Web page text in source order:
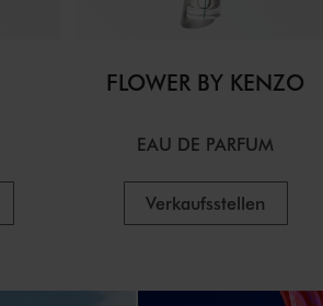
FLOWER BY KENZO
EAU DE PARFUM
Verkaufsstellen